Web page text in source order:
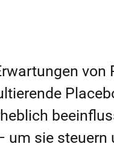
von
um sie steuern